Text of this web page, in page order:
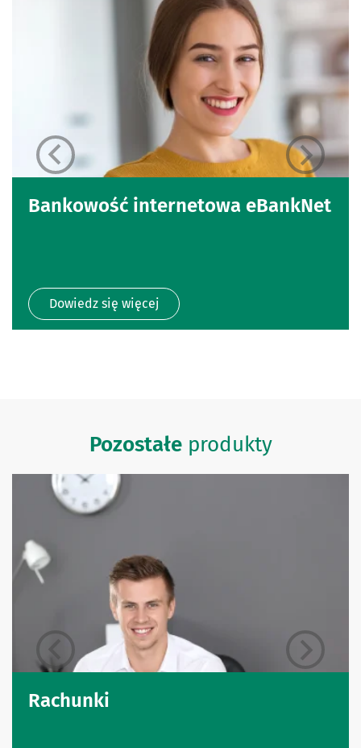
Bankowość internetowa eBankNet
Dowiedz się więcej
Pozostałeprodukty
Rachunki